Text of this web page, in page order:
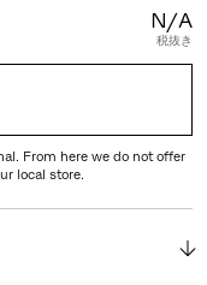
N/A
税抜き
From here we do not offer
local store.